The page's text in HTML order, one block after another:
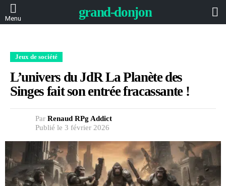
Menu grand-donjon
Jeux de société
L’univers du JdR La Planète des
Singes fait son entrée fracassante !
Par Renaud RPg Addict
Publié le 3 février 2026